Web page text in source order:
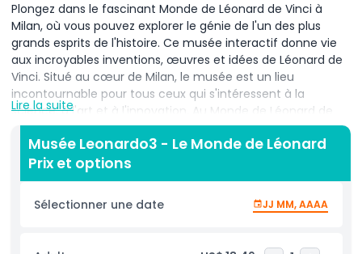
Plongez dans le fascinant Monde de Léonard de Vinci à
Milan, où vous pouvez explorer le génie de l'un des plus
grands esprits de l'histoire. Ce musée interactif donne vie
aux incroyables inventions, œuvres et idées de Léonard de
Vinci. Situé au cœur de Milan, le musée est un lieu
incontournable pour tous ceux qui s'intéressent à la
science, à l'art et à l'innovation. Au Monde de Léonard de
Vinci, vous pouvez voir des modèles grandeur nature de ses
inventions, construits à partir de ses croquis originaux. Ces
machines illustrent ses brillantes idées en ingénierie, vol et
mécanique. Le musée propose également des affichages
numériques permettant aux visiteurs d'interagir avec ses
célèbres œuvres, notamment la Joconde et La Cène. Le
peuvent participer à des activités pratiques et explorer en
Lire la suite
Musée Leonardo3 - Le Monde de Léonard
Prix et options
Sélectionner une date JJ MM, AAAA